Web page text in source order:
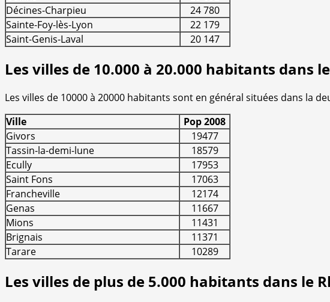
Décines-Charpieu
24 780
Sainte-Foy-lès-Lyon
22 179
Saint-Genis-Laval
20 147
Les villes de 10.000 à 20.000 habitants dans
Les villes de 10000 à 20000 habitants sont en général situées dans la
Ville
Pop 2008
Givors
19477
Tassin-la-demi-lune
18579
Ecully
17953
Saint Fons
17063
Francheville
12174
Genas
11667
Mions
11431
Brignais
11371
Tarare
10289
Les villes de plus de 5.000 habitants dans le